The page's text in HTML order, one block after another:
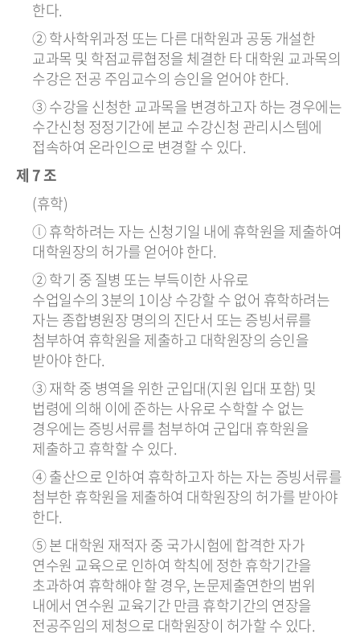
한다.
② 학사학위과정 또는 다른 대학원과 공동 개설한
교과목 및 학점교류협정을 체결한 타 대학원 교과목의
수강은 전공 주임교수의 승인을 얻어야 한다.
③ 수강을 신청한 교과목을 변경하고자 하는 경우에는
수간신청 정정기간에 본교 수강신청 관리시스템에
접속하여 온라인으로 변경할 수 있다.
제 7 조
(휴학)
ⓛ 휴학하려는 자는 신청기일 내에 휴학원을 제출하여
대학원장의 허가를 얻어야 한다.
② 학기 중 질병 또는 부득이한 사유로
수업일수의 3분의 1이상 수강할 수 없어 휴학하려는
자는 종합병원장 명의의 진단서 또는 증빙서류를
첨부하여 휴학원을 제출하고 대학원장의 승인을
받아야 한다.
③ 재학 중 병역을 위한 군입대(지원 입대 포함) 및
법령에 의해 이에 준하는 사유로 수학할 수 없는
경우에는 증빙서류를 첨부하여 군입대 휴학원을
제출하고 휴학할 수 있다.
④ 출산으로 인하여 휴학하고자 하는 자는 증빙서류를
첨부한 휴학원을 제출하여 대학원장의 허가를 받아야
한다.
⑤ 본 대학원 재적자 중 국가시험에 합격한 자가
연수원 교육으로 인하여 학칙에 정한 휴학기간을
초과하여 휴학해야 할 경우, 논문제출연한의 범위
내에서 연수원 교육기간 만큼 휴학기간의 연장을
전공주임의 제청으로 대학원장이 허가할 수 있다.